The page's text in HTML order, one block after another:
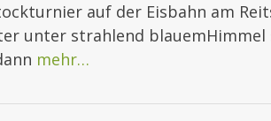
auf der Eisbahn am
unter strahlend blauemHimmel
mehr…